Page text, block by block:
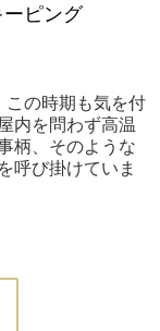
ピング
この時期も気を付
内を問わず高温
柄、そのような
呼び掛けていま